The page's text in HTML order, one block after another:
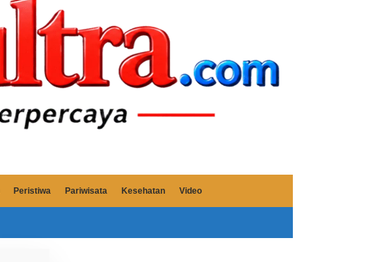
Peristiwa Pariwisata Kesehatan Video